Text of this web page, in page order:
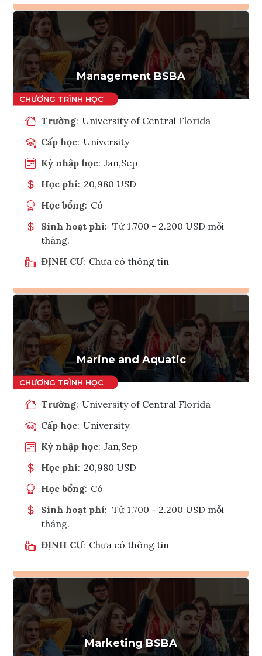
Ghi danh
Tham vấn Interlink
Management BSBA
Trường: University of Central Florida
Cấp học: University
Kỳ nhập học: Jan,Sep
Học phí: 20,980 USD
Học bổng: Có
Sinh hoạt phí: Từ 1.700 - 2.200 USD mỗi
tháng.
ĐỊNH CƯ: Chưa có thông tin
Ghi danh
Tham vấn Interlink
Marine and Aquatic
Trường: University of Central Florida
Cấp học: University
Kỳ nhập học: Jan,Sep
Học phí: 20,980 USD
Học bổng: Có
Sinh hoạt phí: Từ 1.700 - 2.200 USD mỗi
tháng.
ĐỊNH CƯ: Chưa có thông tin
Ghi danh
Tham vấn Interlink
Marketing BSBA